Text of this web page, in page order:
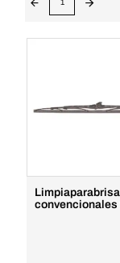
1
convencionales